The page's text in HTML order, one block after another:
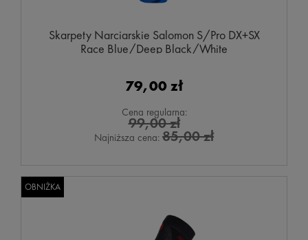
Skarpety Narciarskie Salomon S/Pro DX+SX
Race Blue/Deep Black/White
79,00 zł
Cena regularna:
99,00 zł
Najniższa cena: 85,00 zł
OBNIŻKA